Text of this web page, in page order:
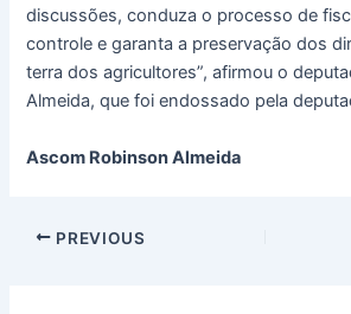
discussões, conduza o processo de
controle e garanta a preservação dos
terra dos agricultores”, afirmou o
Almeida, que foi endossado pela
Ascom Robinson Almeida
PREVIOUS